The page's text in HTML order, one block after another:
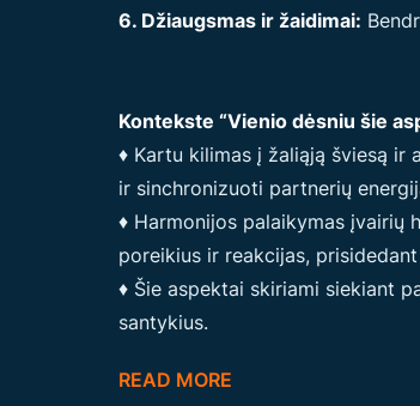
6. Džiaugsmas ir žaidimai:
Kontekste “Vienio dėsniu šie
♦ Kartu kilimas į žaliąją šviesą ir
ir sinchronizuoti partnerių
♦ Harmonijos palaikymas įvairių
poreikius ir reakcijas,
♦ Šie aspektai skiriami siekiant
santykius.
READ MORE